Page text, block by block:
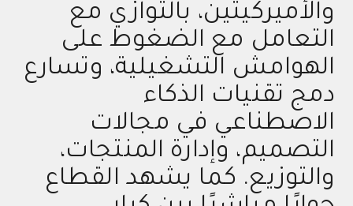
والأميركيتين، بالتوازي مع
التعامل مع الضغوط على
الهوامش التشغيلية، وتسارع
دمج تقنيات الذكاء
الاصطناعي في مجالات
التصميم، وإدارة المنتجات،
والتوزيع. كما يشهد القطاع